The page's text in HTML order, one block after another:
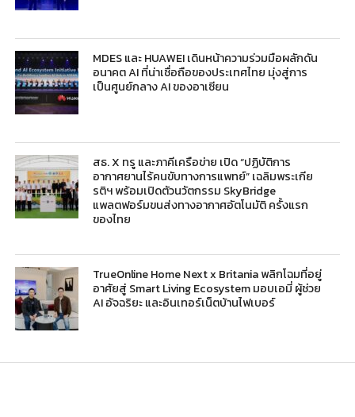
MDES และ HUAWEI เดินหน้าความร่วมมือผลักดัน
อนาคต AI ที่น่าเชื่อถือของประเทศไทย มุ่งสู่การ
เป็นศูนย์กลาง AI ของอาเซียน
สธ. X ทรู และภาคีเครือข่าย เปิด “ปฏิบัติการ
อากาศยานไร้คนขับทางการแพทย์” เฉลิมพระเกีย
รติฯ พร้อมเปิดตัวนวัตกรรม SkyBridge
แพลตฟอร์มขนส่งทางอากาศอัตโนมัติ ครั้งแรก
ของไทย
TrueOnline Home Next x Britania พลิกโฉมที่อยู่
อาศัยสู่ Smart Living Ecosystem มอบเอมี่ ผู้ช่วย
AI อัจฉริยะ และอินเทอร์เน็ตบ้านไฟเบอร์